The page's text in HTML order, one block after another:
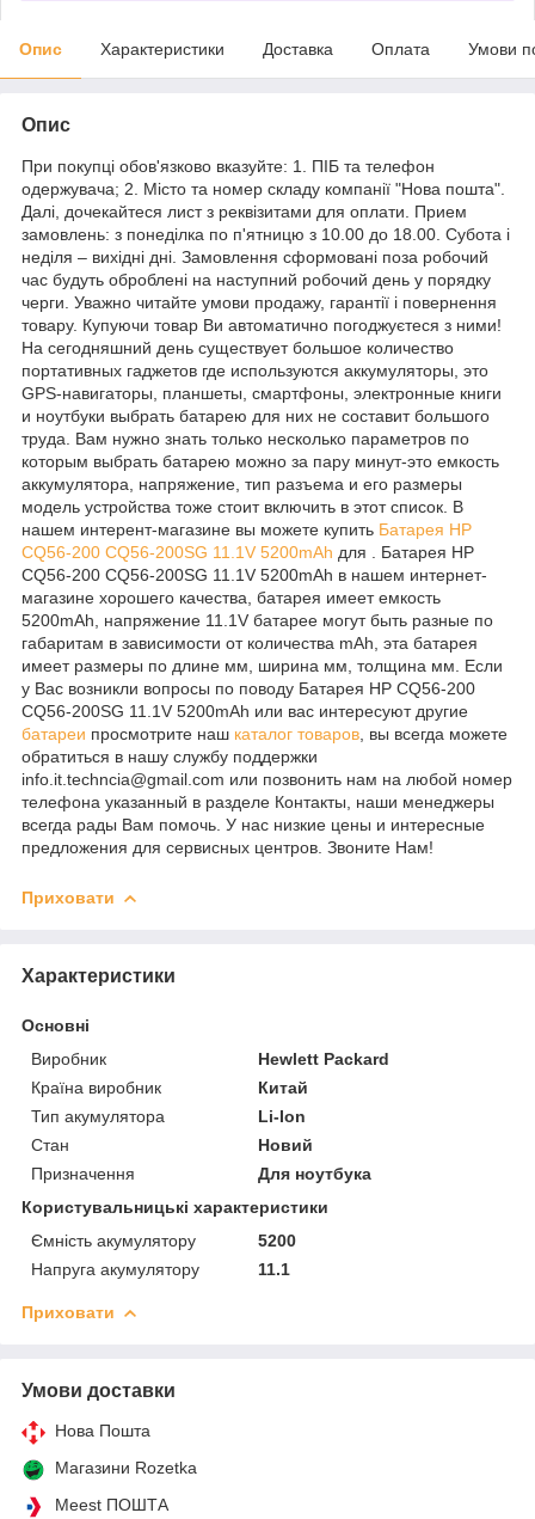
Опис Характеристики Доставка Оплата Умови
Опис
При покупці обов'язково вказуйте: 1. ПІБ та телефон
одержувача; 2. Місто та номер складу компанії "Нова пошта".
Далі, дочекайтеся лист з реквізитами для оплати. Прием
замовлень: з понеділка по п'ятницю з 10.00 до 18.00. Субота і
неділя – вихідні дні. Замовлення сформовані поза робочий
час будуть оброблені на наступний робочий день у порядку
черги. Уважно читайте умови продажу, гарантії і повернення
товару. Купуючи товар Ви автоматично погоджуєтеся з ними!
На сегодняшний день существует большое количество
портативных гаджетов где используются аккумуляторы, это
GPS-навигаторы, планшеты, смартфоны, электронные книги
и ноутбуки выбрать батарею для них не составит большого
труда. Вам нужно знать только несколько параметров по
которым выбрать батарею можно за пару минут-это емкость
аккумулятора, напряжение, тип разъема и его размеры
модель устройства тоже стоит включить в этот список. В
нашем интерент-магазине вы можете купить Батарея HP
CQ56-200 CQ56-200SG 11.1V 5200mAh для . Батарея HP
CQ56-200 CQ56-200SG 11.1V 5200mAh в нашем интернет-
магазине хорошего качества, батарея имеет емкость
5200mAh, напряжение 11.1V батарее могут быть разные по
габаритам в зависимости от количества mAh, эта батарея
имеет размеры по длине мм, ширина мм, толщина мм. Если
у Вас возникли вопросы по поводу Батарея HP CQ56-200
CQ56-200SG 11.1V 5200mAh или вас интересуют другие
батареи просмотрите наш каталог товаров , вы всегда можете
обратиться в нашу службу поддержки
info.it.techncia@gmail.com или позвонить нам на любой номер
телефона указанный в разделе Контакты, наши менеджеры
всегда рады Вам помочь. У нас низкие цены и интересные
предложения для сервисных центров. Звоните Нам!
Приховати
Характеристики
Основні
Виробник
Hewlett Packard
Країна виробник
Китай
Тип акумулятора
Li-Ion
Стан
Новий
Призначення
Для ноутбука
Користувальницькі характеристики
Ємність акумулятору
5200
Напруга акумулятору
11.1
Приховати
Умови доставки
Нова Пошта
Магазини Rozetka
Meest ПОШТА